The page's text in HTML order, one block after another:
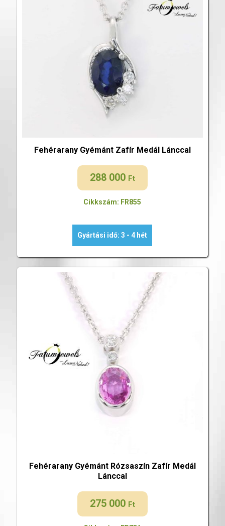
Fehérarany Gyémánt Zafír Medál Lánccal
288 000 Ft
Cikkszám: FR855
Gyártási idő: 3 - 4 hét
Fehérarany Gyémánt Rózsaszín Zafír Medál
Lánccal
275 000 Ft